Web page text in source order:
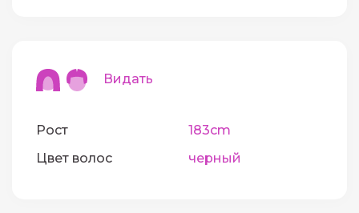
Видать
Рост
183cm
Цвет волос
черный